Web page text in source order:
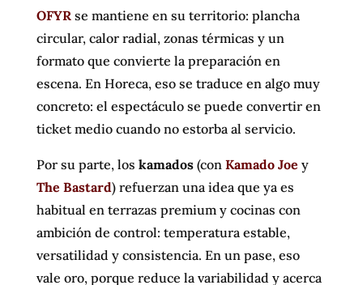
OFYR se mantiene en su territorio: plancha
circular, calor radial, zonas térmicas y un
formato que convierte la preparación en
escena. En Horeca, eso se traduce en algo muy
concreto: el espectáculo se puede convertir en
ticket medio cuando no estorba al servicio.
Por su parte, los kamados (con Kamado Joe y
The Bastard) refuerzan una idea que ya es
habitual en terrazas premium y cocinas con
ambición de control: temperatura estable,
versatilidad y consistencia. En un pase, eso
vale oro, porque reduce la variabilidad y acerca